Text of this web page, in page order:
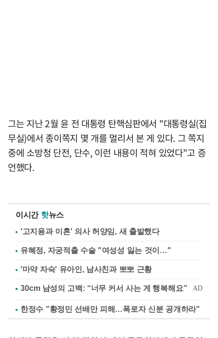
그는 지난 2월 윤 전 대통령 탄핵심판에서 "대통령실(집
무실)에서 종이쪽지 몇 개를 멀리서 본 게 있다. 그 쪽지
중에 소방청 단전, 단수, 이런 내용이 적혀 있었다"고 증
언했다.
이시간 핫뉴스
'고지용과 이혼' 의사 허양임, 새 출발했다
유혜정, 자궁적출 수술 "여성성 잃는 것이…"
'마약 자숙' 유아인, 남사친과 뽀뽀 근황
한정수 "황정민 선배만 피해…폭로자 신분 공개하라"